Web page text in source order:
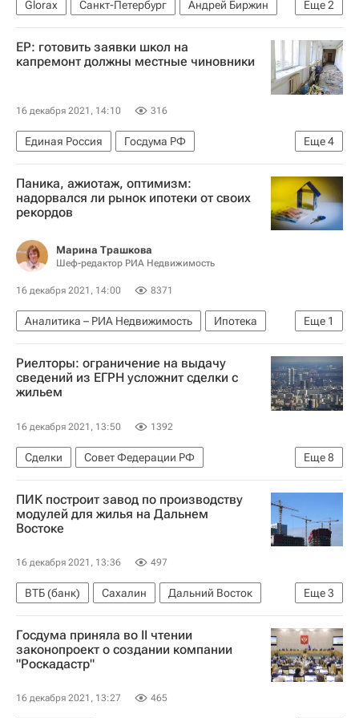
Еще2
Glorax Санкт-Петербург
Андрей Биржин
Коммерческая недвижимость
Бизнес-центры
ЕР: готовить заявки школ на
капремонт должны местные чиновники
16 декабря 2021, 14:10 316
Еще4
Единая Россия
Госдума РФ
Ольга Казакова
Ремонт
Школы
Капремонт
Паника, ажиотаж, оптимизм:
надорвался ли рынок ипотеки от своих
рекордов
Марина Трашкова
Шеф-редактор РИА Недвижимость
16 декабря 2021, 14:00 8371
Еще 1
Аналитика – РИА Недвижимость
Ипотека
Россия
Риелторы: ограничение на выдачу
сведений из ЕГРН усложнит сделки с
жильем
16 декабря 2021, 13:50 1392
Еще8
Сделки
Совет Федерации РФ
Федеральная служба государственной регистрации, кадастра и картографии (Росреестр)
Est-a-Tet
Жилье
Риелторы
Юлия Дымова
Надежда Коркка
ПИК построит завод по производству
модулей для жилья на Дальнем
Востоке
16 декабря 2021, 13:36 497
Еще3
ВТБ (банк) Сахалин
Дальний Восток
Жилье
Завод Строительство
Госдума приняла во II чтении
законопроект о создании компании
"Роскадастр"
16 декабря 2021, 13:27 465